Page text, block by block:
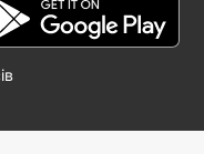
яку кількість карт із
на них монет.
знайти й відвідати
Призначення. Далі